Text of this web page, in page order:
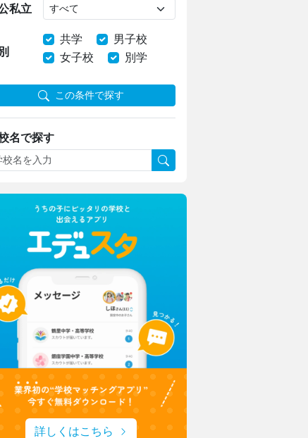
私立
共学
男子校
女子校
別学
この条件で探す
名で探す
詳しくはこちら